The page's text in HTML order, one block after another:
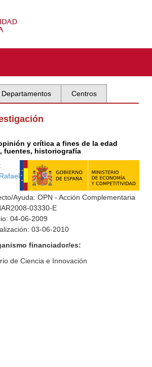
Departamentos Centros
y crítica a fines de la edad
fuentes, historiografía
Ayuda: OPN - Acción Complementaria
03330-E
04-06-2009
03-06-2010
financiador/es:
de Ciencia e Innovación